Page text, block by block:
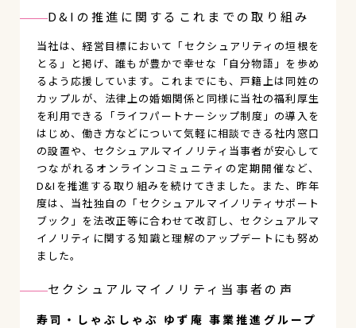
D&Iの推進に関するこれまでの取り組み
当社は、経営目標において「セクシュアリティの垣根を
とる」と掲げ、誰もが豊かで幸せな「自分物語」を歩め
るよう応援しています。これまでにも、戸籍上は同姓の
カップルが、法律上の婚姻関係と同様に当社の福利厚生
を利用できる「ライフパートナーシップ制度」の導入を
はじめ、働き方などについて気軽に相談できる社内窓口
の設置や、セクシュアルマイノリティ当事者が安心して
つながれるオンラインコミュニティの定期開催など、
D&Iを推進する取り組みを続けてきました。また、昨年
度は、当社独自の「セクシュアルマイノリティサポート
ブック」を法改正等に合わせて改訂し、セクシュアルマ
イノリティに関する知識と理解のアップデートにも努め
ました。
セクシュアルマイノリティ当事者の声
寿司・しゃぶしゃぶ ゆず庵 事業推進グループ